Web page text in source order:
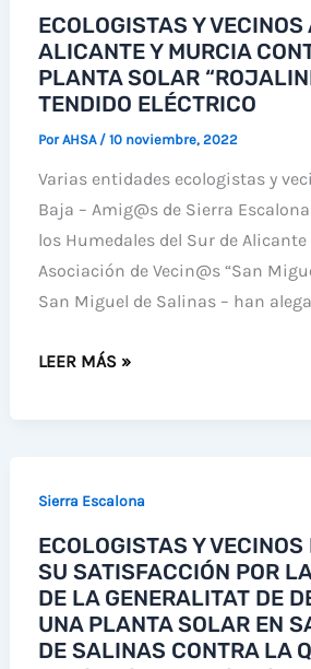
SIERRA
DE
ESCALONA
ECOLOGISTAS Y
ALICANTE Y MURCIA
PLANTA SOLAR
TENDIDO ELÉCTRICO
PorAHSA / 10 noviembre, 2022
Varias entidades ecologistas y
Baja – Amig@s de Sierra
los Humedales del Sur de Alicante
Asociación de Vecin@s “San
San Miguel de Salinas – han
ECOLOGISTAS
ALICANTE
Y
MURCIA
CONTRA
LA
LEER MÁS »
Sierra Escalona
ECOLOGISTAS Y
SU SATISFACCIÓN POR
DE LA GENERALITAT DE
UNA PLANTA SOLAR EN
DE SALINAS CONTRA LA